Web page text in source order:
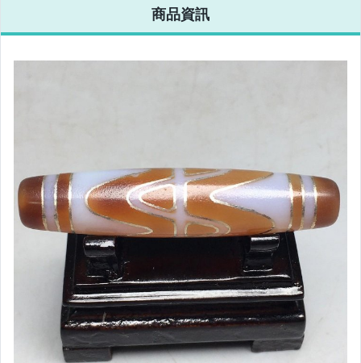
商品資訊